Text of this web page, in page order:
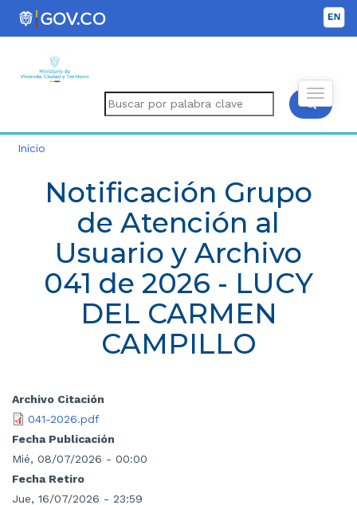
Inicio
Notificación Grupo
de Atención al
Usuario y Archivo
041 de 2026 - LUCY
DEL CARMEN
CAMPILLO
Archivo Citación
041-2026.pdf
Fecha Publicación
Mié, 08/07/2026 - 00:00
Fecha Retiro
Jue, 16/07/2026 - 23:59